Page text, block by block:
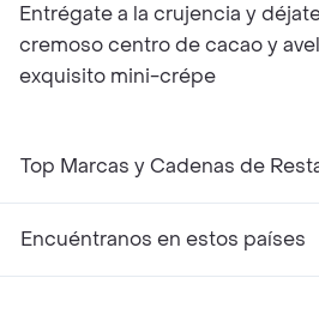
Entrégate a la crujencia y
cremoso centro de cacao y
exquisito mini-crépe
Top Marcas y Cadenas de
Encuéntranos en estos países